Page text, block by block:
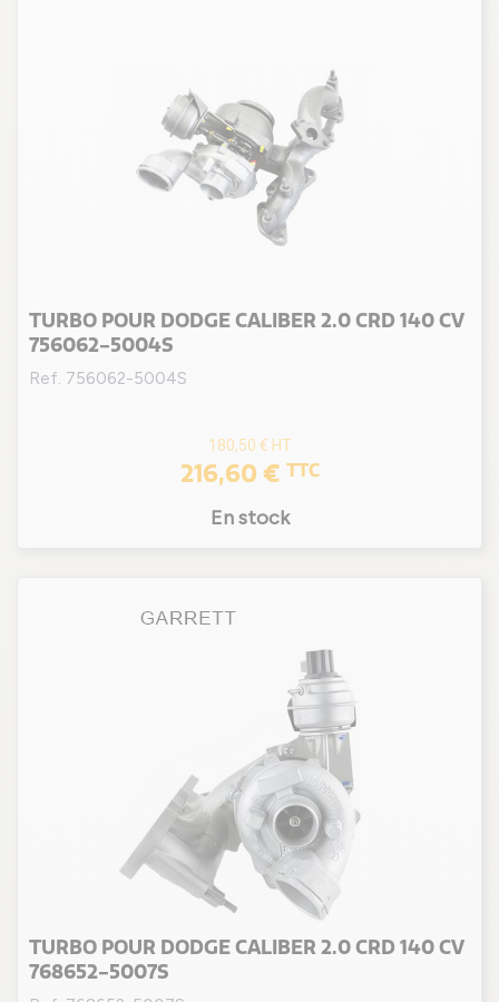
TURBO POUR DODGE CALIBER 2.0 CRD 140 CV
756062-5004S
Ref. 756062-5004S
180,50 € HT
216,60 € TTC
En stock
TURBO POUR DODGE CALIBER 2.0 CRD 140 CV
768652-5007S